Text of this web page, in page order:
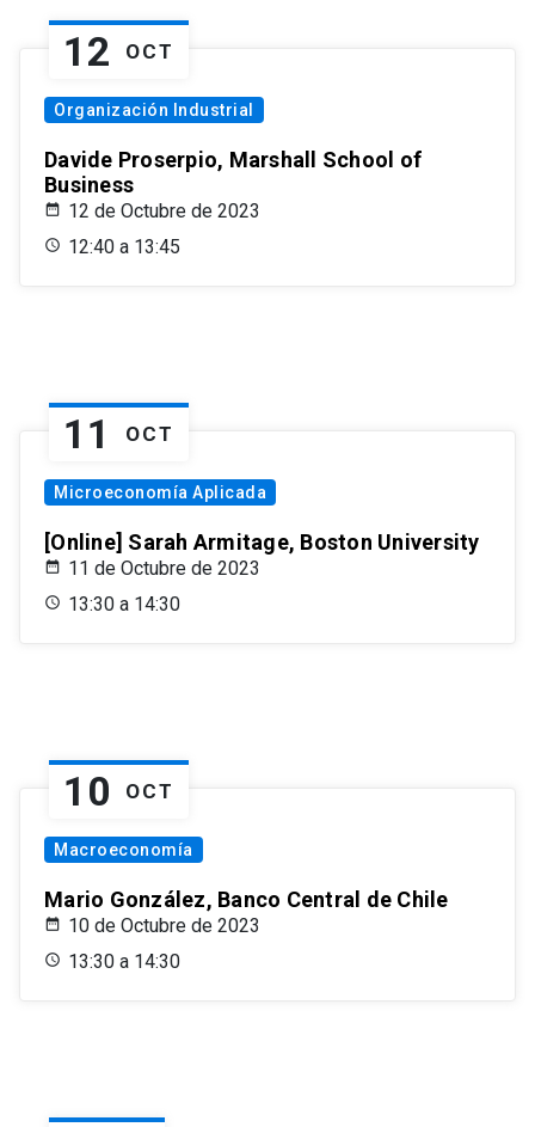
12 OCT
Organización Industrial
Davide Proserpio, Marshall School of
Business
12 de Octubre de 2023
12:40 a 13:45
11 OCT
Microeconomía Aplicada
[Online] Sarah Armitage, Boston University
11 de Octubre de 2023
13:30 a 14:30
10 OCT
Macroeconomía
Mario González, Banco Central de Chile
10 de Octubre de 2023
13:30 a 14:30